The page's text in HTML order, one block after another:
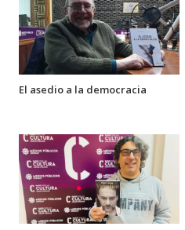
El asedio a la democracia